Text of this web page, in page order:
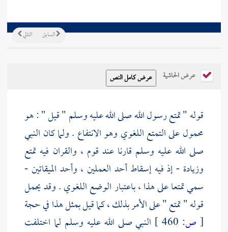
التالي السابق
عرض الحاشية
قوله " تمتع رسول الله صلى الله عليه وسلم " قيل " : هو
محمول على التمتع اللغوي وهو الانتفاع . ولما كان النبي
صلى الله عليه وسلم قارنا عند قوم ، والقران فيه تمتع
وزيادة - إذ فيه إسقاط أحد العملين ، وأحد الميقاتين -
سمي تمتعا على هذا ، باعتبار الوضع اللغوي . وقد يحمل
قوله " تمتع " على الأمر بذلك ، كما قيل بمثل هذا في حجة
[ ص:
النبي صلى الله عليه وسلم لما اختلفت